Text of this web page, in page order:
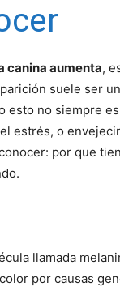
canina aumenta,
suele ser
esto no siempre
estrés, o
por que
llamada
por causas